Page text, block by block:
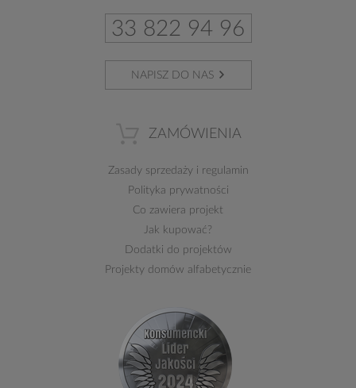
33 822 94 96
NAPISZ DO NAS
ZAMÓWIENIA
Zasady sprzedażyi regulamin
Polityka prywatności
Co zawiera projekt
Jak kupować?
Dodatki do projektów
Projekty domów alfabetycznie